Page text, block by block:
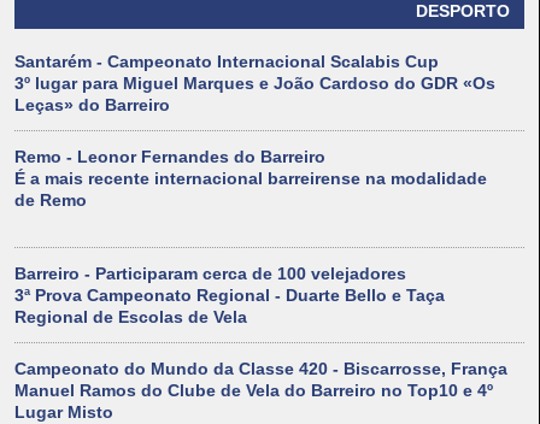
DESPORTO
Santarém - Campeonato Internacional Scalabis Cup
3º lugar para Miguel Marques e João Cardoso do GDR «Os
Leças» do Barreiro
Remo - Leonor Fernandes do Barreiro
É a mais recente internacional barreirense na modalidade
de Remo
Barreiro - Participaram cerca de 100 velejadores
3ª Prova Campeonato Regional - Duarte Bello e Taça
Regional de Escolas de Vela
Campeonato do Mundo da Classe 420 - Biscarrosse, França
Manuel Ramos do Clube de Vela do Barreiro no Top10 e 4º
Lugar Misto